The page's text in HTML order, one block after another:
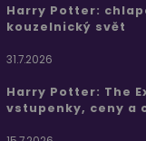
Harry Potter:
kouzelnický svět
31.7.2026
Harry Potter: The
vstupenky, ceny a